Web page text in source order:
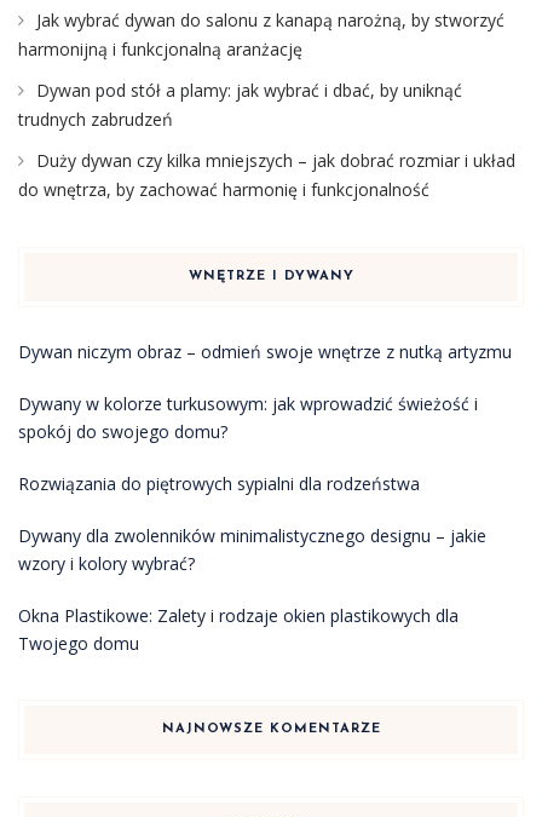
Jak wybrać dywan do salonu z kanapą narożną, by stworzyć
harmonijną i funkcjonalną aranżację
Dywan pod stół a plamy: jak wybrać i dbać, by uniknąć
trudnych zabrudzeń
Duży dywan czy kilka mniejszych – jak dobrać rozmiar i układ
do wnętrza, by zachować harmonię i funkcjonalność
WNĘTRZE I DYWANY
Dywan niczym obraz – odmień swoje wnętrze z nutką artyzmu
Dywany w kolorze turkusowym: jak wprowadzić świeżość i
spokój do swojego domu?
Rozwiązania do piętrowych sypialni dla rodzeństwa
Dywany dla zwolenników minimalistycznego designu – jakie
wzory i kolory wybrać?
Okna Plastikowe: Zalety i rodzaje okien plastikowych dla
Twojego domu
NAJNOWSZE KOMENTARZE